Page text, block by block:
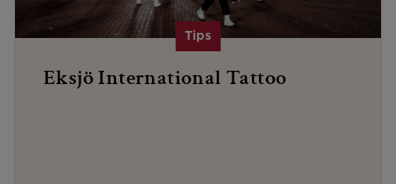
Eksjö International Tattoo